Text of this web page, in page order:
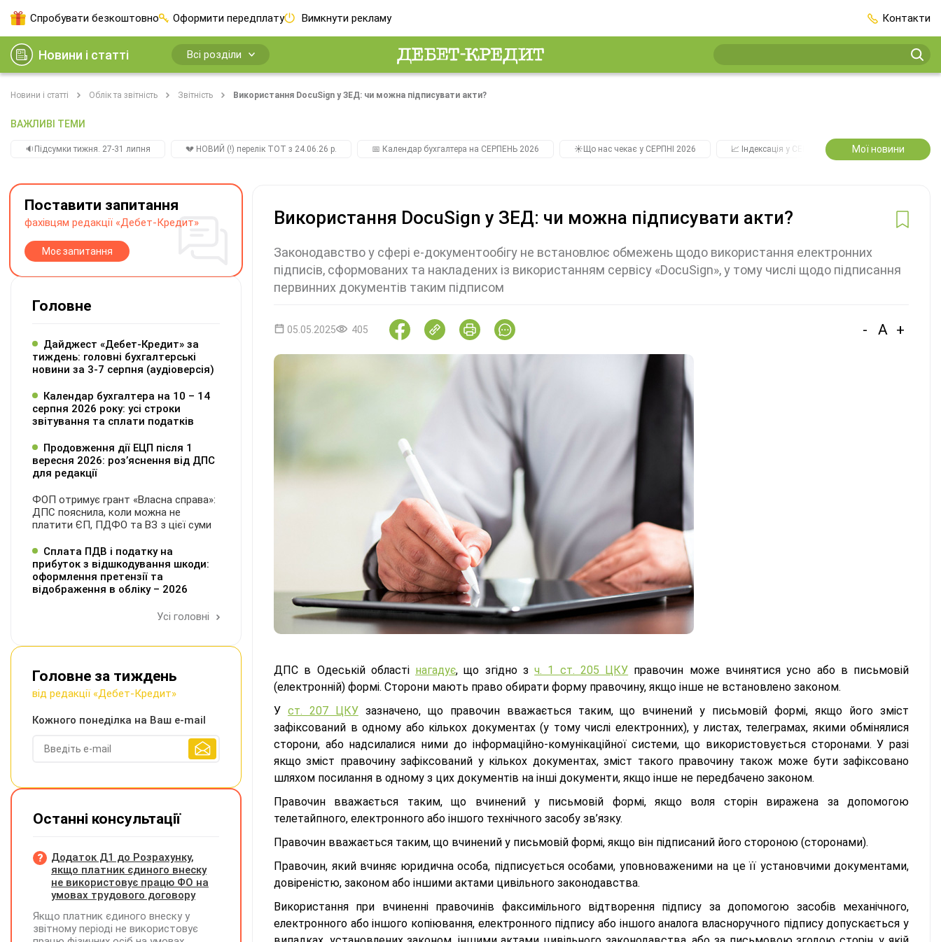
Спробувати безкоштовно Оформити передплату Вимкнути рекламу Контакти
Новини і статті Всі розділи
Новини і статті Облік та звітність Звітність Використання DocuSign у ЗЕД: чи можна підписувати акти?
ВАЖЛИВІ ТЕМИ
🔉Підсумки тижня. 27-31 липня 💔 НОВИЙ (!) перелік ТОТ з 24.06.26 р. 📅 Календар бухгалтера на СЕРПЕНЬ 2026 ☀️Що нас чекає у СЕРПНІ 2026 📈 Індексація у СЕРПНІ 2️⃣0️⃣2️⃣7️⃣ Усі
Мої новини
Використання DocuSign у ЗЕД: чи можна підписувати акти?
Законодавство у сфері е-документообігу не встановлює обмежень щодо використання електронних
підписів, сформованих та накладених із використанням сервісу «DocuSign», у тому числі щодо підписання
первинних документів таким підписом
05.05.2025 405 - A +
ДПС в Одеській області нагадує, що згідно зч. 1 ст. 205 ЦКУ правочин може вчинятися усно або в письмовій
(електронній) формі. Сторони мають право обирати форму правочину, якщо інше не встановлено законом.
У ст. 207 ЦКУзазначено, що правочин вважається таким, що вчинений у письмовій формі, якщо його зміст
зафіксований в одному або кількох документах (у тому числі електронних), у листах, телеграмах, якими обмінялися
сторони, або надсилалися ними до інформаційно-комунікаційної системи, що використовується сторонами. У разі
якщо зміст правочину зафіксований у кількох документах, зміст такого правочину також може бути зафіксовано
шляхом посилання в одному з цих документів на інші документи, якщо інше не передбачено законом.
Правочин вважається таким, що вчинений у письмовій формі, якщо воля сторін виражена за допомогою
телетайпного, електронного або іншого технічного засобу зв’язку.
Правочин вважається таким, що вчинений у письмовій формі, якщо він підписаний його стороною (сторонами).
Правочин, який вчиняє юридична особа, підписується особами, уповноваженими на це її установчими документами,
довіреністю, законом або іншими актами цивільного законодавства.
Використання при вчиненні правочинів факсимільного відтворення підпису за допомогою засобів механічного,
електронного або іншого копіювання, електронного підпису або іншого аналога власноручного підпису допускається у
Поставити запитання
фахівцям редакції «Дебет-Кредит»
Моє запитання
Головне
Дайджест «Дебет-Кредит» за
тиждень: головні бухгалтерські
новини за 3-7 серпня (аудіоверсія)
Календар бухгалтера на 10 – 14
серпня 2026 року: усі строки
звітування та сплати податків
Продовження дії ЕЦП після 1
вересня 2026: розʼяснення від ДПС
для редакції
ФОП отримує грант «Власна справа»:
ДПС пояснила, коли можна не
платити ЄП, ПДФО та ВЗ з цієї суми
Сплата ПДВ і податку на
прибуток з відшкодування шкоди:
оформлення претензії та
відображення в обліку – 2026
Усі головні
Головне за тиждень
від редакції «Дебет-Кредит»
Кожного понеділка на Ваш e-mail
Останні консультації
Додаток Д1 до Розрахунку,
якщо платник єдиного внеску
не використовує працю ФО на
умовах трудового договору
Якщо платник єдиного внеску у
звітному періоді не використовує